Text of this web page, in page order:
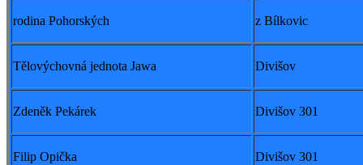
rodina Pohorských z Bílkovic
Tělovýchovná jednota Jawa Divišov
Zdeněk Pekárek Divišov 301
Filip Opička Divišov 301